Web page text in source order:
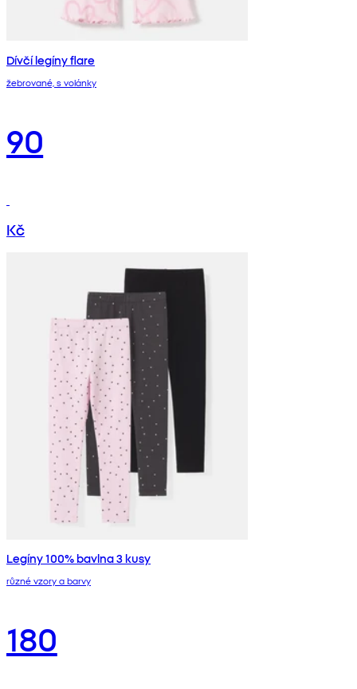
Dívčí legíny flare
žebrované, s volánky
90
Kč
Legíny 100% bavlna 3 kusy
různé vzory a barvy
180